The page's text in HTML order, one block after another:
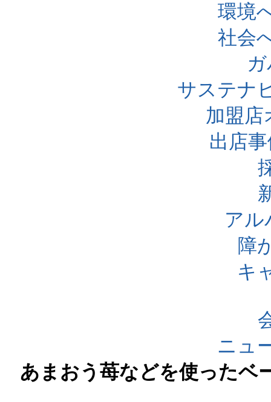
環境
社会
サステナ
加盟店
出店
アル
障
キ
ニュ
あまおう苺などを使ったベ